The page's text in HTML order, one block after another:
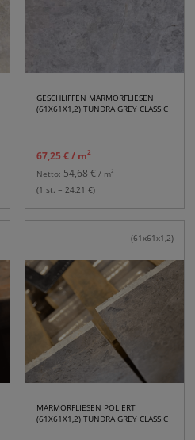
GESCHLIFFEN MARMORFLIESEN
(61X61X1,2) TUNDRA GREY CLASSIC
67,25 €/ m2
Netto: 54,68 € / m2
(1 st. = 24,21 €)
MARMORFLIESEN POLIERT
(61X61X1,2) TUNDRA GREY CLASSIC
(61x61x1,2)